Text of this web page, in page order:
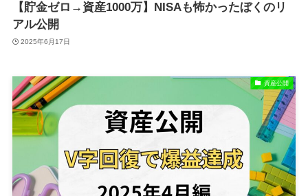
【貯金ゼロ→資産1000万】NISAも怖かったぼくのリ
アル公開
2025年6月17日
資産公開